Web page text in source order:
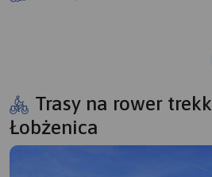
Trasy na rower
Łobżenica